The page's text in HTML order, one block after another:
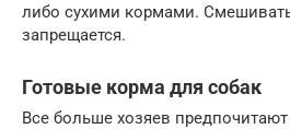
либо сухими кормами.
запрещается.
Готовые корма для собак
Все больше хозяев